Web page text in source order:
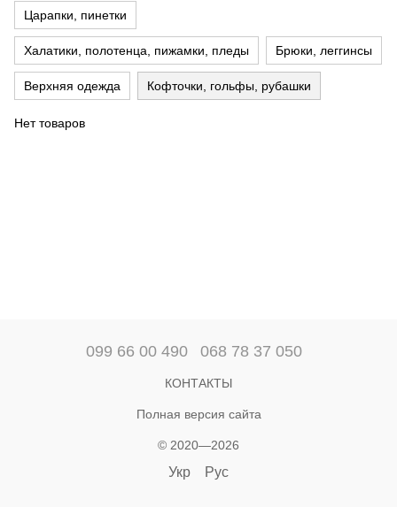
Царапки, пинетки
Халатики, полотенца, пижамки, пледы Брюки, леггинсы
Верхняя одежда Кофточки, гольфы, рубашки
Нет товаров
099 66 00 490 068 78 37 050
КОНТАКТЫ
Полная версия сайта
© 2020—2026
Укр Рус